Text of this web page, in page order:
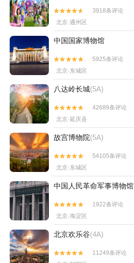


3918条评论
北京·通州区
中国国家博物馆


5925条评论
北京·东城区
八达岭长城(5A)


42689条评论
北京·延庆县
故宫博物院(5A)


54105条评论
北京·东城区
中国人民革命军事博物馆


1922条评论
北京·海淀区
北京欢乐谷(4A)


11249条评论